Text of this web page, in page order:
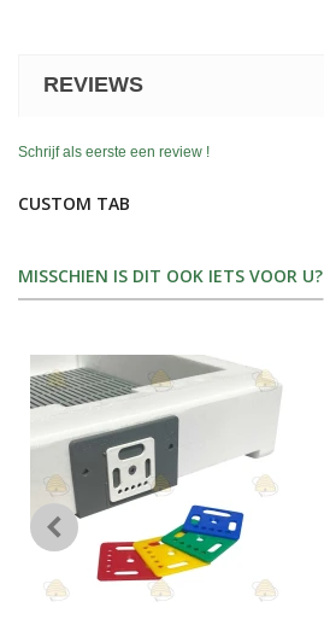
REVIEWS
Schrijf als eerste een review !
CUSTOM TAB
MISSCHIEN IS DIT OOK IETS VOOR U?